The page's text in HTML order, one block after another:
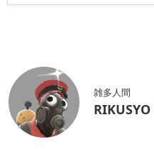
雑多人間
RIKUSYO